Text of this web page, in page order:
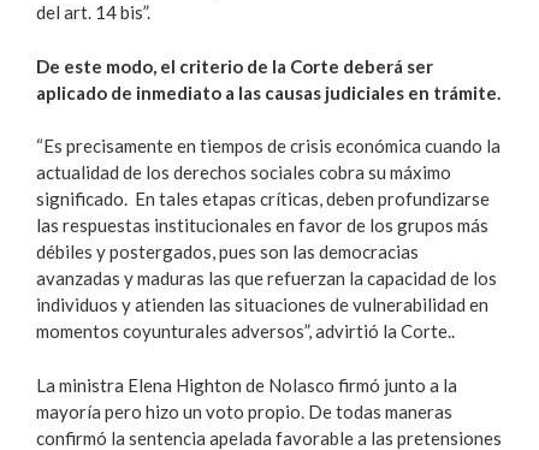
del art. 14 bis”.
De este modo, el criterio de la Corte deberá ser
aplicado de inmediato a las causas judiciales en trámite.
“Es precisamente en tiempos de crisis económica cuando la
actualidad de los derechos sociales cobra su máximo
significado. En tales etapas críticas, deben profundizarse
las respuestas institucionales en favor de los grupos más
débiles y postergados, pues son las democracias
avanzadas y maduras las que refuerzan la capacidad de los
individuos y atienden las situaciones de vulnerabilidad en
momentos coyunturales adversos”, advirtió la Corte..
La ministra Elena Highton de Nolasco firmó junto a la
mayoría pero hizo un voto propio. De todas maneras
confirmó la sentencia apelada favorable a las pretensiones